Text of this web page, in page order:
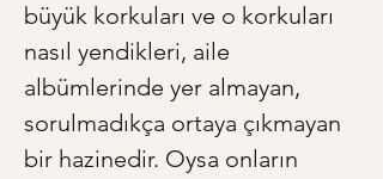
büyük korkuları ve o korkuları
nasıl yendikleri, aile
albümlerinde yer almayan,
sorulmadıkça ortaya çıkmayan
bir hazinedir. Oysa onların